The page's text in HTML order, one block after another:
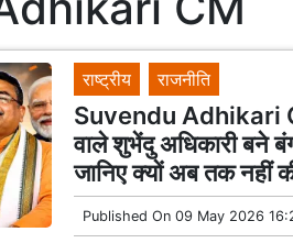
राष्ट्रीय राजनीति
Suvendu Adhikari
वाले शुभेंदु अधिकारी बने
जानिए क्यों अब तक नहीं
Published On 09 May 2026